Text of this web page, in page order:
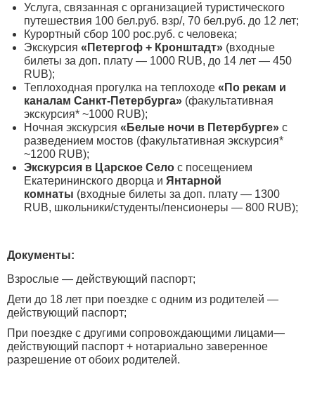
Услуга, связанная с организацией туристического
путешествия 100 бел.руб. взр/, 70 бел.руб. до 12 лет;
Курортный сбор 100 рос.руб. с человека;
Экскурсия «Петергоф + Кронштадт» (входные
билеты за доп. плату — 1000 RUB, до 14 лет — 450
RUB);
Теплоходная прогулка на теплоходе «По рекам и
каналам Санкт-Петербурга» (факультативная
экскурсия* ~1000 RUB);
Ночная экскурсия «Белые ночи в Петербурге» с
разведением мостов (факультативная экскурсия*
~1200 RUB);
Экскурсия в Царское Село с посещением
Екатерининского дворца и Янтарной
комнаты (входные билеты за доп. плату — 1300
RUB, школьники/студенты/пенсионеры — 800 RUB);
Документы:
Взрослые — действующий паспорт;
Дети до 18 лет при поездке с одним из родителей —
действующий паспорт;
При поездке с другими сопровождающими лицами—
действующий паспорт + нотариально заверенное
разрешение от обоих родителей.